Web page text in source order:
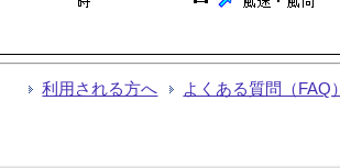
利用される方へ よくある質問（FAQ）